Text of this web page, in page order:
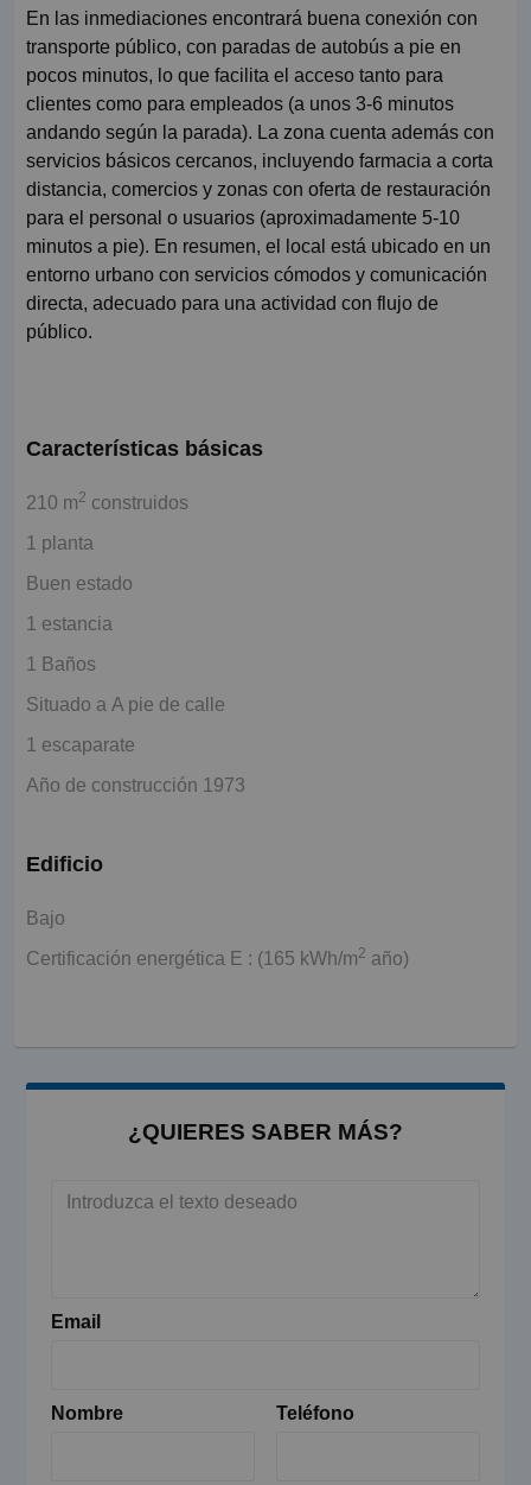
En las inmediaciones encontrará buena conexión con
transporte público, con paradas de autobús a pie en
pocos minutos, lo que facilita el acceso tanto para
clientes como para empleados (a unos 3-6 minutos
andando según la parada). La zona cuenta además con
servicios básicos cercanos, incluyendo farmacia a corta
distancia, comercios y zonas con oferta de restauración
para el personal o usuarios (aproximadamente 5-10
minutos a pie). En resumen, el local está ubicado en un
entorno urbano con servicios cómodos y comunicación
directa, adecuado para una actividad con flujo de
público.
Características básicas
210 m2 construidos
1 planta
Buen estado
1 estancia
1 Baños
Situado a A pie de calle
1 escaparate
Año de construcción 1973
Edificio
Bajo
Certificación energética E : (165 kWh/m2 año)
¿QUIERES SABER MÁS?
Email
Nombre Teléfono